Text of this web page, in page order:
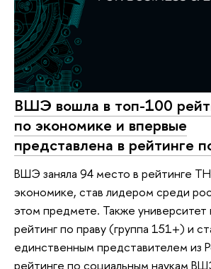
ВШЭ вошла в топ-100
по экономике и впервые
представлена в рейтинге
ВШЭ заняла 94 место в рейтинге
экономике, став лидером среди
этом предмете. Также университет
рейтинг по праву (группа 151+) и
единственным представителем из
рейтинге по социальным наукам